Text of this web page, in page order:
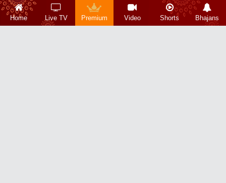
Home Live TV Premium Video Shorts Bhajans